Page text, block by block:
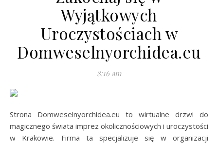
Wyjątkowych
Uroczystościach w
Domweselnyorchidea.eu
8:16 am
Strona Domweselnyorchidea.eu to wirtualne drzwi do
magicznego świata imprez okolicznościowych i uroczystości
w Krakowie. Firma ta specjalizuje się w organizacji